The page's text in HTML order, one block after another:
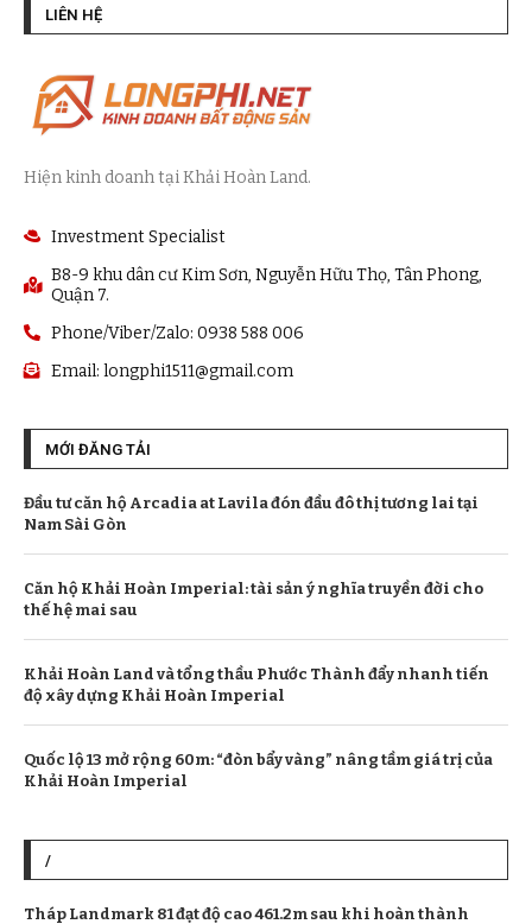
LIÊN HỆ
Hiện kinh doanh tại Khải Hoàn Land.
Investment Specialist
B8-9 khu dân cư Kim Sơn, Nguyễn Hữu Thọ, Tân Phong,
Quận 7.
Phone/Viber/Zalo: 0938 588 006
Email: longphi1511@gmail.com
MỚI ĐĂNG TẢI
Đầu tư căn hộ Arcadia at Lavila đón đầu đô thị tương lai tại
Nam Sài Gòn
Căn hộ Khải Hoàn Imperial: tài sản ý nghĩa truyền đời cho
thế hệ mai sau
Khải Hoàn Land và tổng thầu Phước Thành đẩy nhanh tiến
độ xây dựng Khải Hoàn Imperial
Quốc lộ 13 mở rộng 60m: “đòn bẩy vàng” nâng tầm giá trị của
Khải Hoàn Imperial
/
Tháp Landmark 81 đạt độ cao 461.2m sau khi hoàn thành